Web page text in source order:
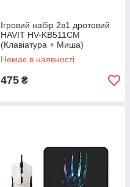
Ігровий набір 2в1 дротовий
HAVIT HV-KB511CM
(Клавіатура + Миша)
Немає в наявності
475 ₴